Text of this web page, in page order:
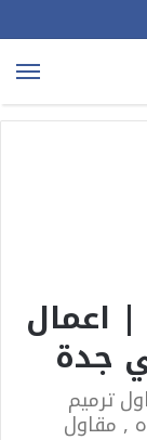
| اعمال
جدة
ترميم
, مقاول